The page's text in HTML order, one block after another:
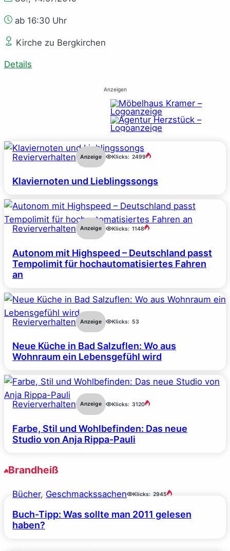
ab 16:30 Uhr
Kirche zu Bergkirchen
Details
Anzeigen
Revierverhalten Anzeige Klicks: 2499
Klaviernoten und Lieblingssongs
Revierverhalten Anzeige Klicks: 1148
Autonom mit Highspeed – Deutschland passt
Tempolimit für hochautomatisiertes Fahren
an
Revierverhalten Anzeige Klicks: 53
Neue Küche in Bad Salzuflen: Wo aus
Wohnraum ein Lebensgefühl wird
Revierverhalten Anzeige Klicks: 3120
Farbe, Stil und Wohlbefinden: Das neue
Studio von Anja Rippa-Pauli
Brandheiß
Bücher, Geschmackssachen Klicks: 2945
Buch-Tipp: Was sollte man 2011 gelesen
haben?